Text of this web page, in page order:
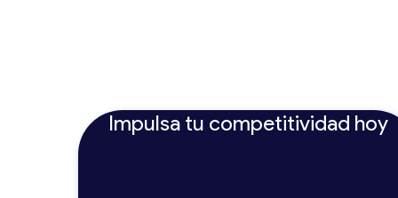
Impulsa tu competitividad hoy